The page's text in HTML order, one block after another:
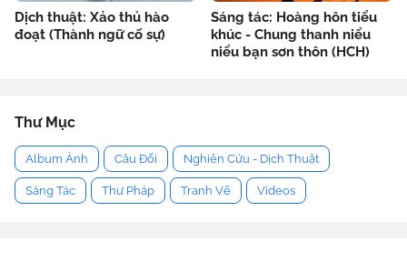
Dịch thuật: Xảo thủ hào
đoạt (Thành ngữ cố sự)
Sáng tác: Hoàng hôn tiểu
khúc - Chung thanh niểu
niểu bạn sơn thôn (HCH)
Thư Mục
Album Ảnh Câu Đối Nghiên Cứu - Dịch Thuật
Sáng Tác Thư Pháp Tranh Vẽ Videos